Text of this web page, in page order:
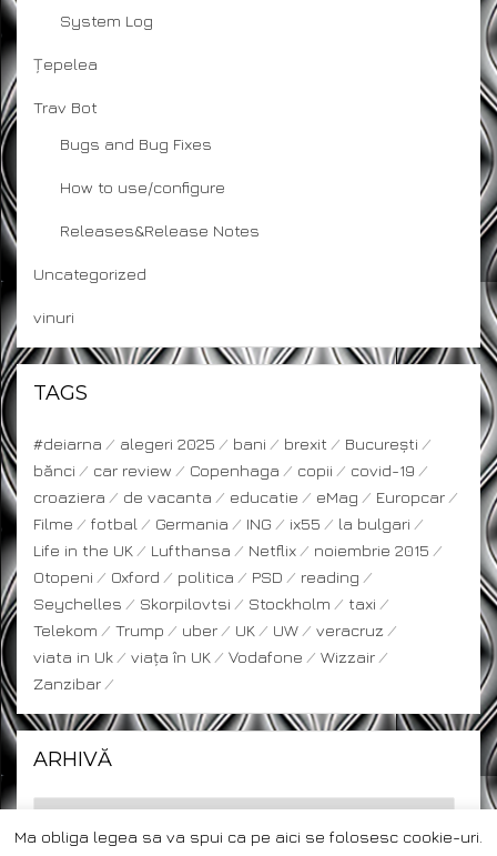
System Log
Țepelea
Trav Bot
Bugs and Bug Fixes
How to use/configure
Releases&Release Notes
Uncategorized
vinuri
TAGS
#deiarna alegeri 2025 bani brexit
București
bănci
car review Copenhaga copii
covid-19
croaziera
de vacanta educatie eMag
Europcar
Filme
fotbal Germania ING ix55
la bulgari
Life in the UK
Lufthansa Netflix
noiembrie 2015
Otopeni
Oxford politica PSD
reading
Seychelles
Skorpilovtsi Stockholm
taxi
Telekom
Trump uber UK UW
veracruz
viata in Uk
viața în UK Vodafone
Wizzair
Zanzibar
ARHIVĂ
Ma obliga legea sa va spui ca pe aici se folosesc cookie-uri.